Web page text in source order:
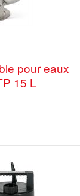
pour eaux
15 L